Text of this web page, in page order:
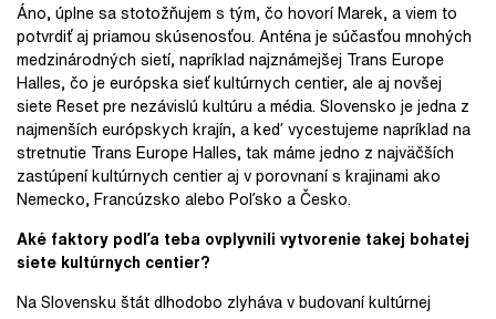
Áno, úplne sa stotožňujem s tým, čo hovorí Marek, a viem to
potvrdiť aj priamou skúsenosťou. Anténa je súčasťou mnohých
medzinárodných sietí, napríklad najznámejšej Trans Europe
Halles, čo je európska sieť kultúrnych centier, ale aj novšej
siete Reset pre nezávislú kultúru a média. Slovensko je jedna z
najmenších európskych krajín, a keď vycestujeme napríklad na
stretnutie Trans Europe Halles, tak máme jedno z najväčších
zastúpení kultúrnych centier aj v porovnaní s krajinami ako
Nemecko, Francúzsko alebo Poľsko a Česko.
Aké faktory podľa teba ovplyvnili vytvorenie takej bohatej
siete kultúrnych centier?
Na Slovensku štát dlhodobo zlyháva v budovaní kultúrnej